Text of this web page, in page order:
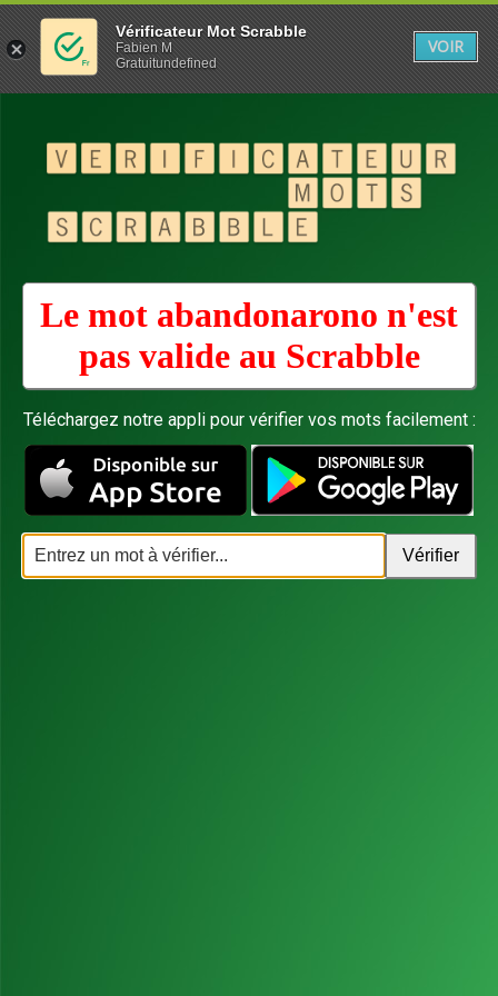
Le mot abandonarono n'est
pas valide au Scrabble
Téléchargez notre appli pour vérifier vos mots facilement :
Vérificateur Mot Scrabble
Fabien M
Gratuitundefined
VOIR